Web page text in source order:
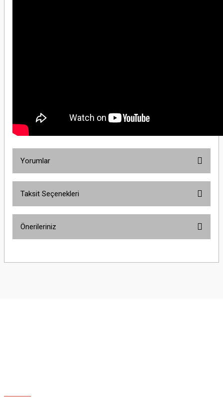
Yorumlar
Taksit Seçenekleri
Önerileriniz
yetersiz gördüğünüz noktaları öneri formunu kullanarak tarafımıza